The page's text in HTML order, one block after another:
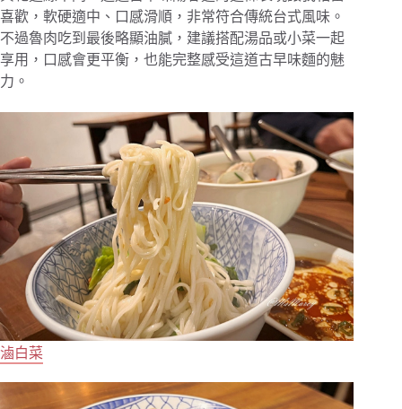
喜歡，軟硬適中、口感滑順，非常符合傳統台式風味。
不過魯肉吃到最後略顯油膩，建議搭配湯品或小菜一起
享用，口感會更平衡，也能完整感受這道古早味麵的魅
力。
滷白菜